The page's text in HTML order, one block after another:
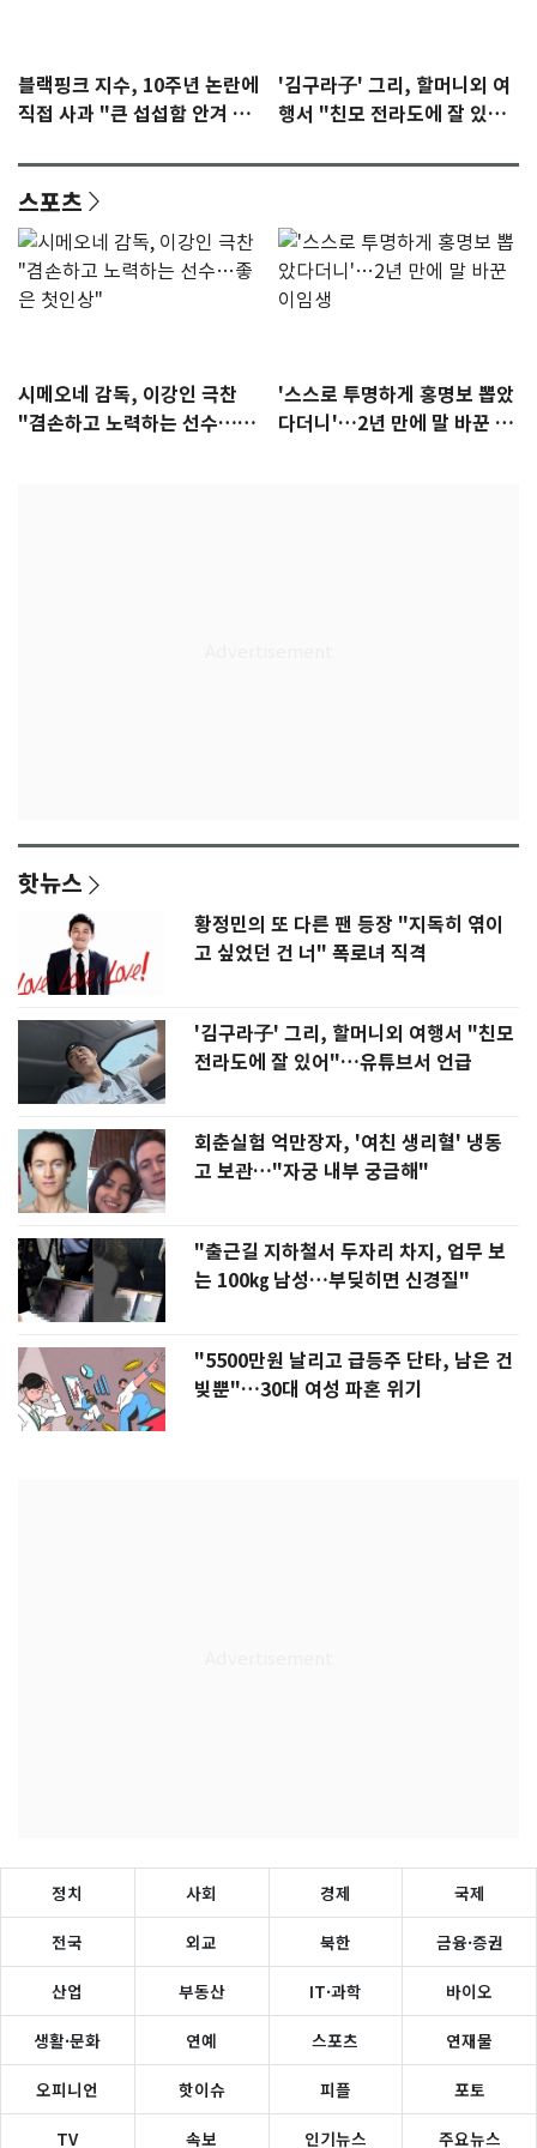
블랙핑크 지수, 10주년 논란에
직접 사과 "큰 섭섭함 안겨 미
'김구라子' 그리, 할머니외 여
행서 "친모 전라도에 잘 있
스포츠
시메오네 감독, 이강인 극찬
"겸손하고 노력하는 선수…좋
'스스로 투명하게 홍명보 뽑았
다더니'…2년 만에 말 바꾼 이
핫뉴스
황정민의 또 다른 팬 등장 "지독히 엮이
고 싶었던 건 너" 폭로녀 직격
'김구라子' 그리, 할머니외 여행서 "친모
전라도에 잘 있어"…유튜브서 언급
회춘실험 억만장자, '여친 생리혈' 냉동
고 보관…"자궁 내부 궁금해"
"출근길 지하철서 두자리 차지, 업무 보
는 100㎏ 남성…부딪히면 신경질"
"5500만원 날리고 급등주 단타, 남은 건
빚뿐"…30대 여성 파혼 위기
정치 사회 경제 국제
전국 외교 북한 금융·증권
산업 부동산 IT·과학 바이오
생활·문화 연예 스포츠 연재물
오피니언 핫이슈 피플 포토
TV 속보 인기뉴스 주요뉴스